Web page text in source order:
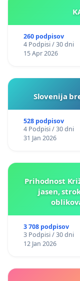
260 podpisov
4 Podpisi / 30 dni
15 Apr 2026
Slovenija
528 podpisov
4 Podpisi / 30 dni
31 Jan 2026
Prihodnost
jasen,
3 708 podpisov
3 Podpisi / 30 dni
12 Jan 2026